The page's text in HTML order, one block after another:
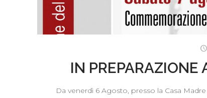
IN PREPARAZIONE
Da venerdì 6 Agosto, presso la Casa